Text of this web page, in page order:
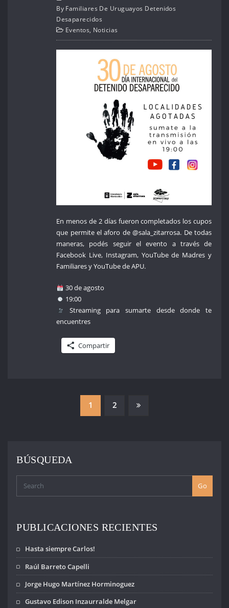
By Familiares De Uruguayos Detenidos
Desaparecidos
Eventos, Noticias
En menos de 2 días fueron completados los cupos
que permite el aforo de @sala_zitarrosa. De todas
maneras, podés seguir el evento a través de
Facebook Live, Instagram, YouTube de Madres y
Familiares y YouTube de APU.
30 de agosto
19:00
Streaming para sumarte desde donde te
encuentres
Compartir
PAGINACIÓN
ENTRADAS
1 2
BÚSQUEDA
Go
PUBLICACIONES RECIENTES
Hasta siempre Carlos!
Raúl Barreto Capelli
Jorge Hugo Martínez Horminoguez
Gustavo Edison Inzaurralde Melgar